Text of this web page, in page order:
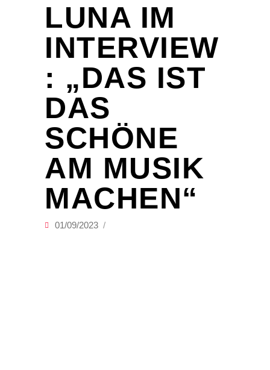
LUNA IM
INTERVIEW
: „DAS IST
DAS
SCHÖNE
AM MUSIK
MACHEN“
01/09/2023